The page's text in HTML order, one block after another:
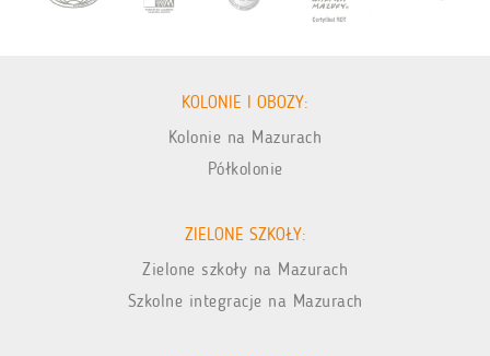
KOLONIE I OBOZY:
Kolonie na Mazurach
Półkolonie
ZIELONE SZKOŁY:
Zielone szkoły na Mazurach
Szkolne integracje na Mazurach